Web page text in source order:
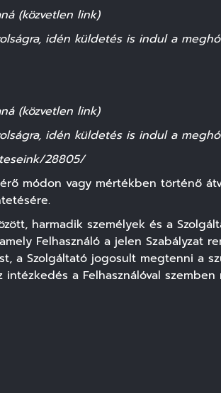
(közvetlen link)
idén küldetés is indul a
(közvetlen link)
idén küldetés is indul a
28805/
módon vagy mértékben történő
harmadik személyek és a
Felhasználó a jelen Szabályzat
a Szolgáltató jogosult megtenni a
a Felhasználóval